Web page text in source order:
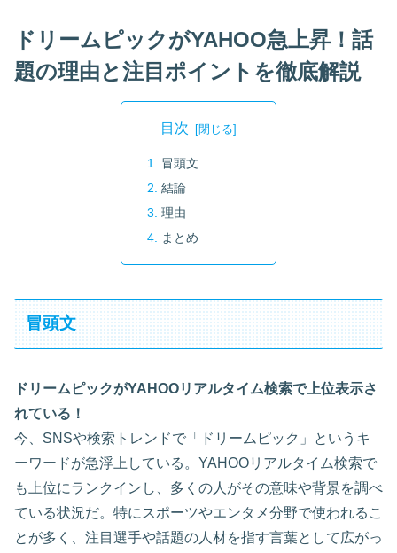
ドリームピックがYAHOO急上昇！話
題の理由と注目ポイントを徹底解説
目次
冒頭文
結論
理由
まとめ
冒頭文
ドリームピックがYAHOOリアルタイム検索で上位表示さ
れている！
今、SNSや検索トレンドで「ドリームピック」というキ
ーワードが急浮上している。YAHOOリアルタイム検索で
も上位にランクインし、多くの人がその意味や背景を調べ
ている状況だ。特にスポーツやエンタメ分野で使われるこ
とが多く、注目選手や話題の人材を指す言葉として広がっ